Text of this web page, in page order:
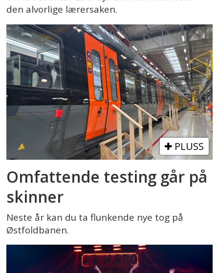
den alvorlige lærersaken.
PLUSS
Omfattende testing går på
skinner
Neste år kan du ta flunkende nye tog på
Østfoldbanen.